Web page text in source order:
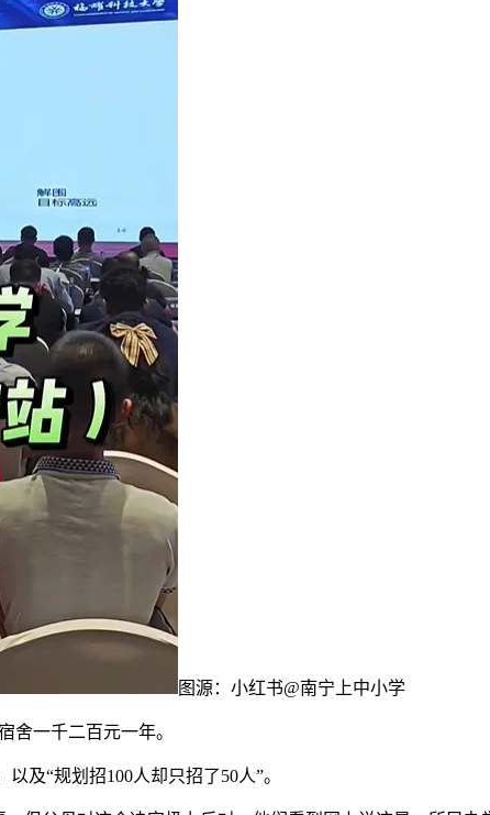
图源：小红书@南宁上中小学
舍一千二百元一年。
及“规划招100人却只招了50人”。